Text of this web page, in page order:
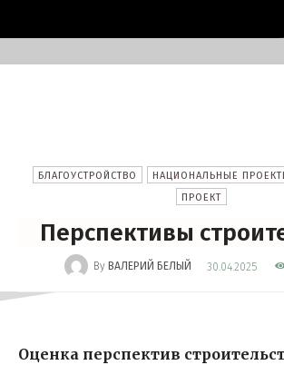
БЛАГОУСТРОЙСТВО НАЦИОНАЛЬНЫЕ
ПРОЕКТ
Перспективы
By ВАЛЕРИЙ БЕЛЫЙ 30.04.2025
Оценка перспектив